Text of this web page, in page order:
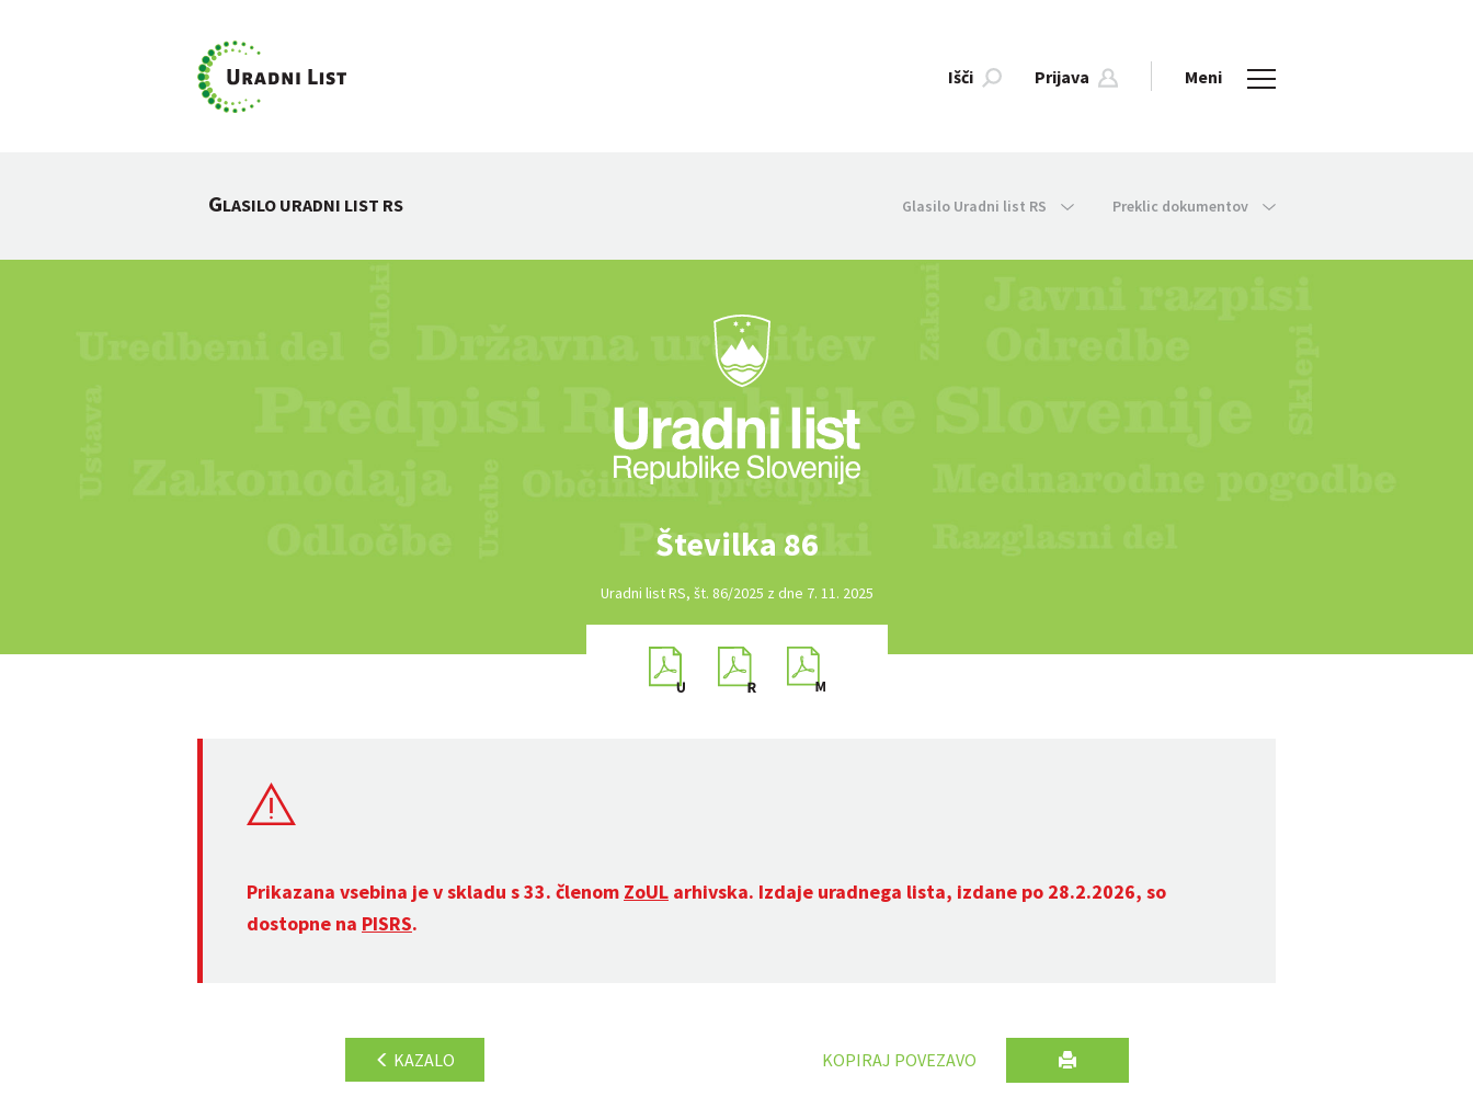
Išči Prijava Meni
GLASILO URADNI LIST RS Glasilo Uradni list RS Preklic dokumentov
Številka 86
Uradni list RS, št. 86/2025 z dne 7. 11. 2025
Prikazana vsebina je v skladu s 33. členom ZoUL arhivska. Izdaje uradnega lista, izdane po 28.2.2026, so
dostopne na PISRS.
KAZALO KOPIRAJ POVEZAVO